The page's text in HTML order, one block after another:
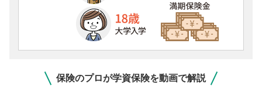
保険のプロが学資保険を動画で解説